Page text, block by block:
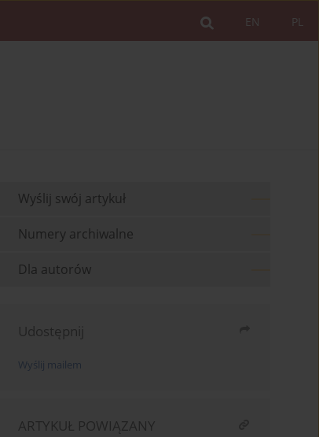
PL
EN
Wyślij swój artykuł
Numery archiwalne
Dla autorów
Udostępnij
Wyślij mailem
ARTYKUŁ POWIĄZANY